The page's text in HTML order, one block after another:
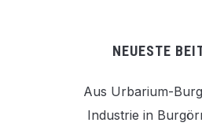
NEUESTE
Aus Urbarium-
Industrie in